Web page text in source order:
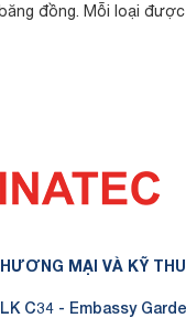
đồng. Mỗi loại
MẠI VÀ KỸ
LK C34 - Embassy